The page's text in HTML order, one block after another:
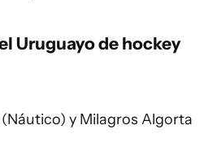
Uruguayo de hockey
y Milagros Algorta